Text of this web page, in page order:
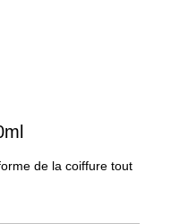
de la coiffure tout